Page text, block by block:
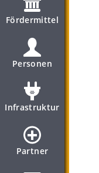
Fördermittel
Personen
Infrastruktur
Partner